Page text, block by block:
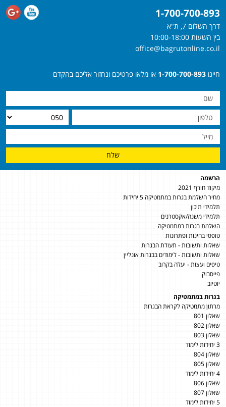
1-700-700-893
דרך השלום 7, ת"א
בין השעות 10:00-18:00
office@bagrutonline.co.il
חייגו 1-700-700-893 או מלאו פרטיכם ונחזור אליכם בהקדם
שלח
הרשמה
מיקוד חורף 2021
מחיר השלמת בגרות במתמטיקה 5 יחידות
תלמידי תיכון
תלמידי משנה/אקסטרנים
השלמת בגרות במתמטיקה
טופסי בחינות ופתרונות
שאלות ותשובות - תעודת הבגרות
שאלות ותשובות - לימודים בבגרות אונליין
טיפים ועצות - יעלה בקרוב
פייסבוק
יוטיוב
בגרות במתמטיקה
מרתון מתמטיקה לקראת הבגרות
שאלון 801
שאלון 802
שאלון 803
3 יחידות לימוד
שאלון 804
שאלון 805
4 יחידות לימוד
שאלון 806
שאלון 807
5 יחידות לימוד